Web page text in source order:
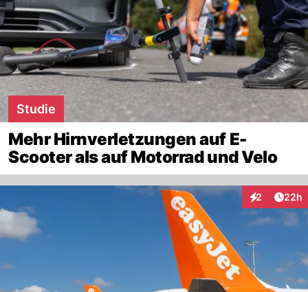
Studie
Mehr Hirnverletzungen auf E-
Scooter als auf Motorrad und Velo
2
Interaktionen
22h